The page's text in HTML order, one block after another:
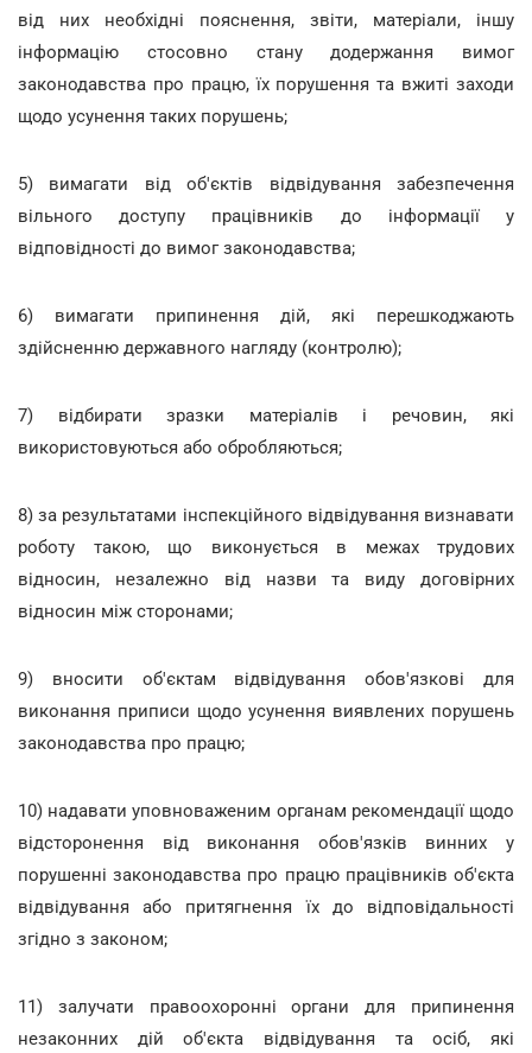
від них необхідні пояснення, звіти, матеріали, іншу
інформацію стосовно стану додержання вимог
законодавства про працю, їх порушення та вжиті заходи
щодо усунення таких порушень;
5) вимагати від об'єктів відвідування забезпечення
вільного доступу працівників до інформації у
відповідності до вимог законодавства;
6) вимагати припинення дій, які перешкоджають
здійсненню державного нагляду (контролю);
7) відбирати зразки матеріалів і речовин, які
використовуються або обробляються;
8) за результатами інспекційного відвідування визнавати
роботу такою, що виконується в межах трудових
відносин, незалежно від назви та виду договірних
відносин між сторонами;
9) вносити об'єктам відвідування обов'язкові для
виконання приписи щодо усунення виявлених порушень
законодавства про працю;
10) надавати уповноваженим органам рекомендації щодо
відсторонення від виконання обов'язків винних у
порушенні законодавства про працю працівників об'єкта
відвідування або притягнення їх до відповідальності
згідно з законом;
11) залучати правоохоронні органи для припинення
незаконних дій об'єкта відвідування та осіб, які